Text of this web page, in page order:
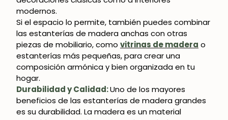
modernos.
Si el espacio lo permite, también puedes combinar
las estanterías de madera anchas con otras
piezas de mobiliario, como vitrinas de madera o
estanterías más pequeñas, para crear una
composición armónica y bien organizada en tu
hogar.
Durabilidad y Calidad:Uno de los mayores
beneficios de las estanterías de madera grandes
es su durabilidad. La madera es un material